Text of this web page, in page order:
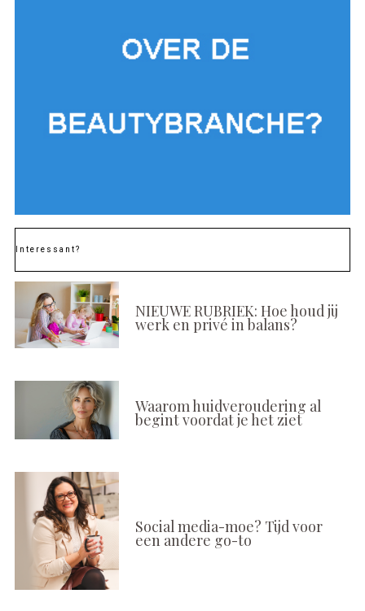
Interessant?
NIEUWE RUBRIEK: Hoe houd jij
werk en privé in balans?
Waarom huidveroudering al
begint voordat je het ziet
Social media-moe? Tijd voor
een andere go-to